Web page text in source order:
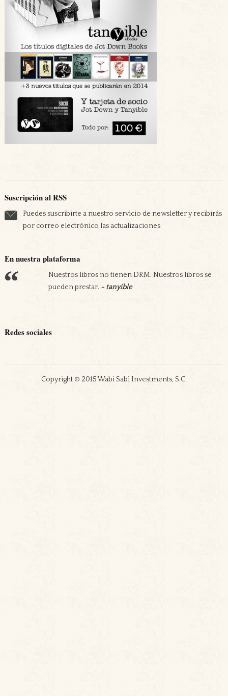
Suscripción al RSS
Puedes suscribirte a nuestro servicio de newsletter y recibirás
por correo electrónico las actualizaciones
En nuestra plataforma
Nuestros libros no tienen DRM. Nuestros libros se
pueden prestar. - tanyible
Apostamos por nuestra economía. Nos
comprometemos a pagar los impuestos en los países
Redes sociales
Copyright © 2015 Wabi Sabi Investments, S.C.